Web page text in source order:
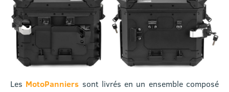
Les MotoPanniers sont livrés en un ensemble composé